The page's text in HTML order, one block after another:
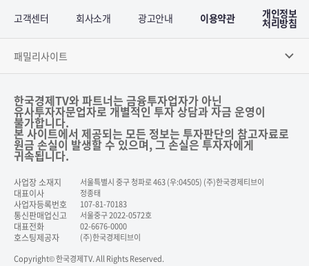
고객센터 회사소개 광고안내 이용약관 개인정보
처리방침
패밀리사이트
한국경제TV와 파트너는 금융투자업자가 아닌
유사투자자문업자로 개별적인 투자 상담과 자금 운영이
불가합니다.
본 사이트에서 제공되는 모든 정보는 투자판단의 참고자료로
원금 손실이 발생할 수 있으며, 그 손실은 투자자에게
귀속됩니다.
사업장 소재지 서울특별시 중구 청파로 463 (우:04505) (주)한국경제티브이
대표이사 정종태
사업자등록번호 107-81-70183
통신판매업신고 서울중구 2022-0572호
대표전화 02-6676-0000
호스팅제공자
(주)한국경제티브이
Copyright© 한국경제TV. All Rights Reserved.